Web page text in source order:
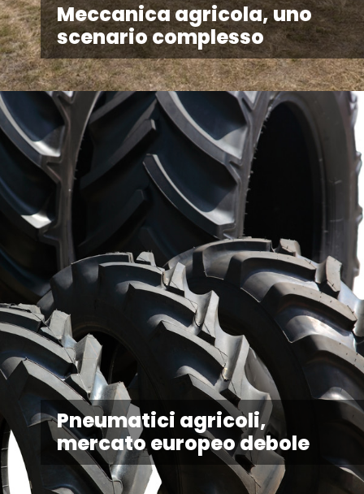
Meccanica agricola, uno
scenario complesso
Pneumatici agricoli,
mercato europeo debole